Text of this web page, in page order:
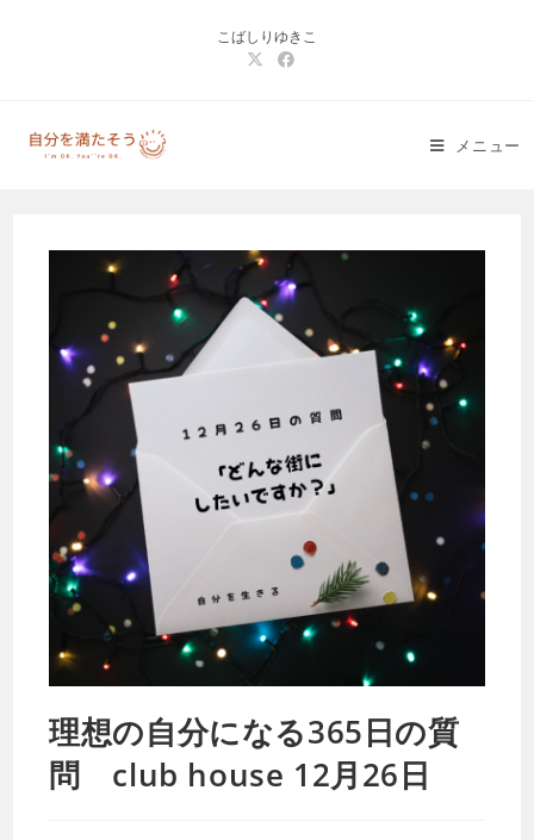
こばしりゆきこ
メニュー
理想の自分になる365日の質
問 club house 12月26日